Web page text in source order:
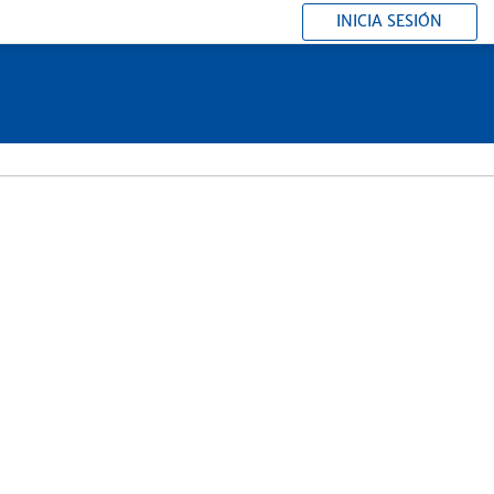
INICIA SESIÓN